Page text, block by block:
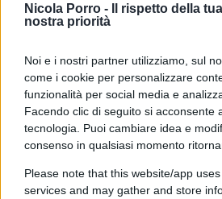
Nicola Porro -
Il rispetto della
nostra priorità
Noi e i nostri partner utilizziamo, sul
come i cookie per personalizzare
funzionalità per social media e
Facendo clic di seguito si acconsente
tecnologia. Puoi cambiare idea e
consenso in qualsiasi momento
Please note that this website/app
services and may gather and store